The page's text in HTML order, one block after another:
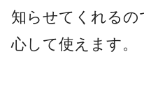
知らせてくれる
心して使えます。